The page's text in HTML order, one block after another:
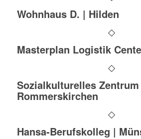
Wohnhaus D. | Hilden
Masterplan Logistik
Sozialkulturelles
Rommerskirchen
Hansa-Berufskolleg |